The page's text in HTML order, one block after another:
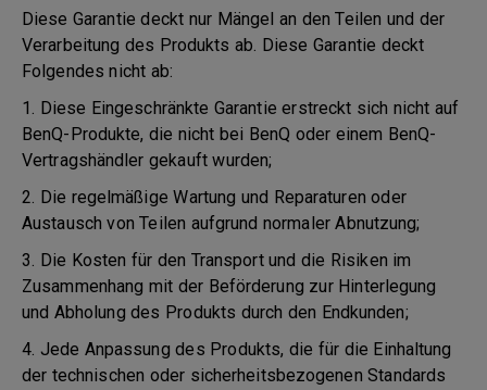
Diese Garantie deckt nur Mängel an den Teilen und der
Verarbeitung des Produkts ab. Diese Garantie deckt
Folgendes nicht ab:
1. Diese Eingeschränkte Garantie erstreckt sich nicht auf
BenQ-Produkte, die nicht bei BenQ oder einem BenQ-
Vertragshändler gekauft wurden;
2. Die regelmäßige Wartung und Reparaturen oder
Austausch von Teilen aufgrund normaler Abnutzung;
3. Die Kosten für den Transport und die Risiken im
Zusammenhang mit der Beförderung zur Hinterlegung
und Abholung des Produkts durch den Endkunden;
4. Jede Anpassung des Produkts, die für die Einhaltung
der technischen oder sicherheitsbezogenen Standards